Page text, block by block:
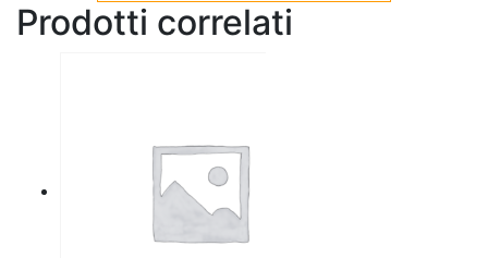
Prodotti correlati